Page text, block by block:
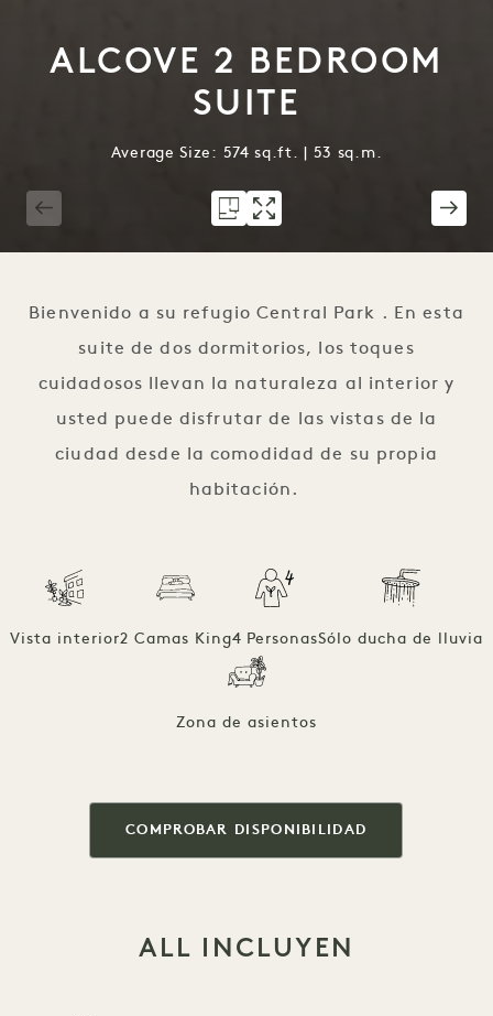
ALCOVE 2 BEDROOM
SUITE
Average Size: 574 sq.ft. | 53 sq.m.
Bienvenido a su refugio Central Park . En esta
suite de dos dormitorios, los toques
cuidadosos llevan la naturaleza al interior y
usted puede disfrutar de las vistas de la
ciudad desde la comodidad de su propia
habitación.
Vista interior2 Camas King4 PersonasSólo ducha de lluvia
Zona de asientos
COMPROBAR DISPONIBILIDAD
ALL INCLUYEN